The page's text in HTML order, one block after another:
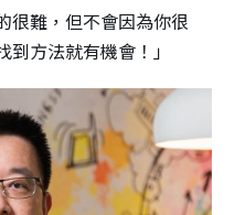
很難，但不會因為你很
方法就有機會！」